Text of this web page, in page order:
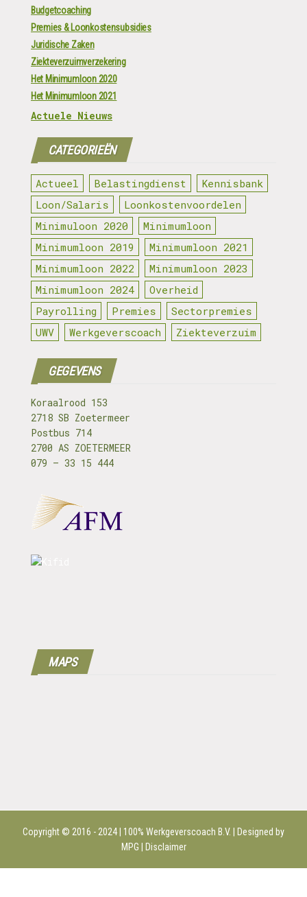
Budgetcoaching
Premies & Loonkostensubsidies
Juridische Zaken
Ziekteverzuimverzekering
Het Minimumloon 2020
Het Minimumloon 2021
Actuele Nieuws
CATEGORIEËN
Actueel Belastingdienst
Kennisbank
Loon/Salaris
Loonkostenvoordelen
Minimuloon 2020
Minimumloon
Minimumloon 2019
Minimumloon 2021
Minimumloon 2022
Minimumloon 2023
Minimumloon 2024
Overheid
Payrolling
Premies
Sectorpremies
UWV
Werkgeverscoach Ziekteverzuim
GEGEVENS
Koraalrood 153
2718 SB Zoetermeer
Postbus 714
2700 AS ZOETERMEER
079 – 33 15 444
MAPS
Copyright © 2016 - 2024 | 100% Werkgeverscoach B.V. | Designed by
MPG | Disclaimer